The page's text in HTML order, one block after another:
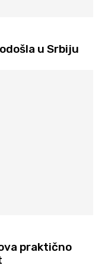
u Srbiju
praktično